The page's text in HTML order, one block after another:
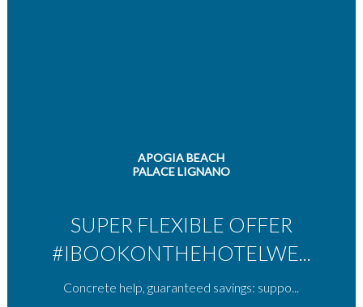
APOGIA BEACH
PALACE LIGNANO
SUPER FLEXIBLE OFFER
#IBOOKONTHEHOTELWE...
Concrete help, guaranteed savings: suppo...